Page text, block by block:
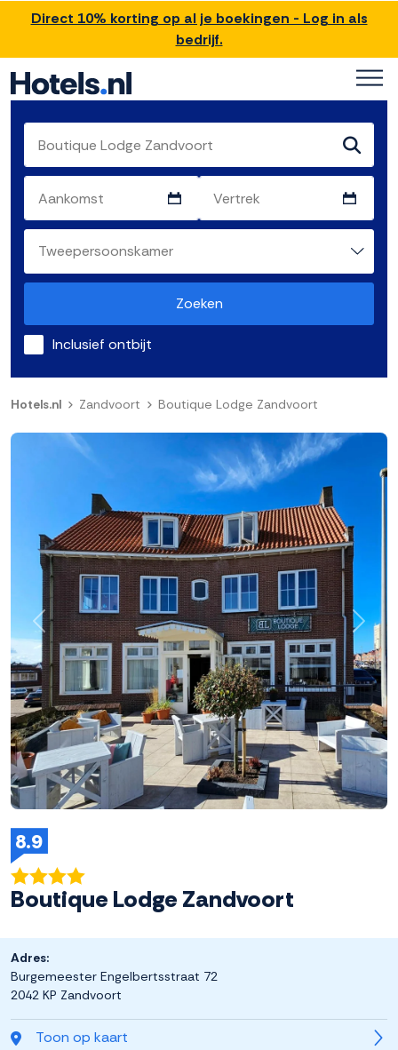
Direct 10% korting op al je boekingen - Log in als
bedrijf.
Zoeken
Inclusief ontbijt
Hotels.nl Zandvoort Boutique Lodge Zandvoort
8.9
Boutique Lodge Zandvoort
Toon op kaart
Adres:
Burgemeester Engelbertsstraat 72
2042 KP Zandvoort